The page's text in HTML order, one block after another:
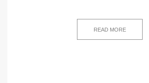
READ MORE